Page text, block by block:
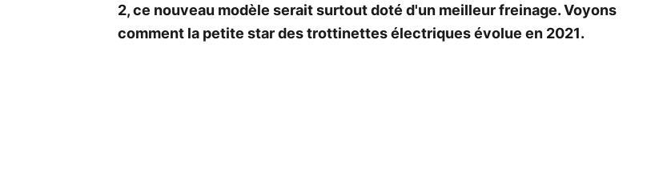
2, ce nouveau modèle serait surtout doté d'un meilleur freinage. Voyons
comment la petite star des trottinettes électriques évolue en 2021.